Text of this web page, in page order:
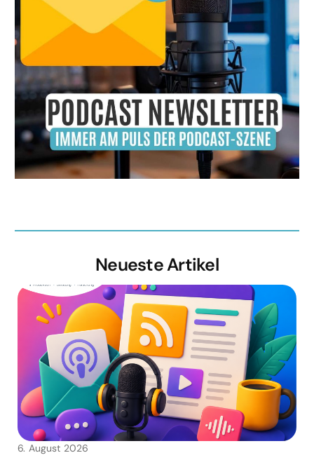
Neueste Artikel
6. August 2026